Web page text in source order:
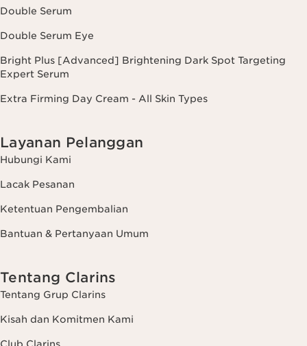
Double Serum
Double Serum Eye
Bright Plus [Advanced] Brightening Dark Spot Targeting
Expert Serum
Extra Firming Day Cream - All Skin Types
Layanan Pelanggan
Hubungi Kami
Lacak Pesanan
Ketentuan Pengembalian
Bantuan & Pertanyaan Umum
Tentang Clarins
Tentang Grup Clarins
Kisah dan Komitmen Kami